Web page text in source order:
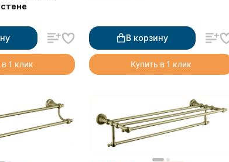
1 клик
В корзину
Купить в 1 клик